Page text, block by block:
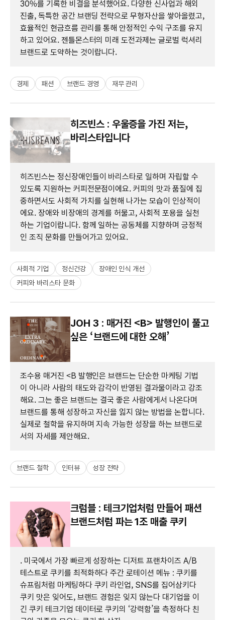
30%를 기록한 비결을 분석했어요. 다양한 신사업과 해외
진출, 독특한 공간 브랜딩 전략으로 무형자산을 쌓아올렸고,
효율적인 현금흐름 관리를 통해 안정적인 수익 구조를 유지
하고 있어요. 젠틀몬스터의 미래 도전과제는 글로벌 럭셔리
브랜드로 도약하는 것이랍니다.
경제 패션 브랜드 경영 재무 관리
히즈빈스 : 우울증을 가진 저는,
바리스타입니다
히즈빈스는 정신장애인들이 바리스타로 일하며 자립할 수
있도록 지원하는 커피전문점이에요. 커피의 맛과 품질에 집
중하면서도 사회적 가치를 실현해 나가는 모습이 인상적이
에요. 장애와 비장애의 경계를 허물고, 사회적 포용을 실천
하는 기업이랍니다. 함께 일하는 공동체를 지향하며 긍정적
인 조직 문화를 만들어가고 있어요.
사회적 기업 정신건강
장애인 인식 개선
커피와 바리스타 문화
JOH 3 : 매거진 <B> 발행인이 풀고
싶은 ‘브랜드에 대한 오해​’
조수용 매거진 <B 발행인은 브랜드는 단순한 마케팅 기법
이 아니라 사람의 태도와 감각이 반영된 결과물이라고 강조
해요. 그는 좋은 브랜드는 결국 좋은 사람에게서 나온다며
브랜드를 통해 성장하고 자신을 잃지 않는 방법을 논합니다.
실제로 철학을 유지하며 지속 가능한 성장을 하는 브랜드로
서의 자세를 제안해요.
브랜드 철학 인터뷰 성장 전략
크럼블 : 테크기업처럼 만들어 패션
브랜드처럼 파는 1조 매출 쿠키
. 미국에서 가장 빠르게 성장하는 디저트 프랜차이즈 A/B
테스트로 쿠키를 최적화하다 주간 로테이션 메뉴 : 쿠키를
슈프림처럼 마케팅하다 쿠키 라인업, SNS를 집어삼키다
쿠키 맛은 잊어도, 브랜드 경험은 잊지 않는다 대기업을 이
긴 쿠키 테크기업 데이터로 쿠키의 ‘강력함’을 측정하다 친